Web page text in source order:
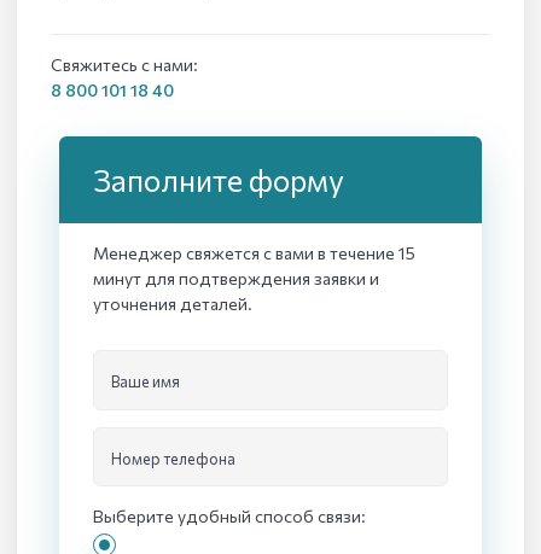
Свяжитесь с нами:
8 800 101 18 40
Заполните форму
Менеджер свяжется с вами в течение 15
минут для подтверждения заявки и
уточнения деталей.
Ваше имя
Номер телефона
Выберите удобный способ связи: